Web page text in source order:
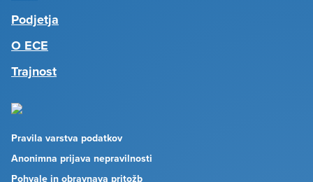
Podjetja
O ECE
Trajnost
Pravila varstva podatkov
Anonimna prijava nepravilnosti
Pohvale in obravnava pritožb